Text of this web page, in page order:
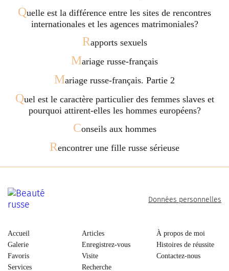
Quelle est la différence entre les sites de rencontres
internationales et les agences matrimoniales?
Rapports sexuels
Mariage russe-français
Mariage russe-français. Partie 2
Quel est le caractère particulier des femmes slaves et
pourquoi attirent-elles les hommes européens?
Conseils aux hommes
Rencontrer une fille russe sérieuse
Accueil
Galerie
Favoris
Services
Articles
Enregistrez-vous
Visite
Recherche
À propos de moi
Histoires de réussite
Contactez-nous
Données personnelles